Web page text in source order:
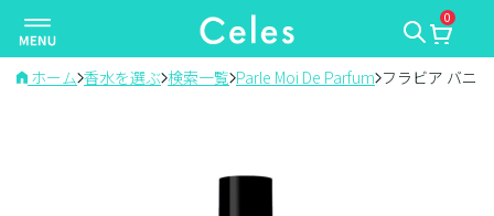
ナ
ビ
ゲ
0
ホーム 香水を選ぶ 検索一覧 Parle Moi De Parfum フラビア バニラ